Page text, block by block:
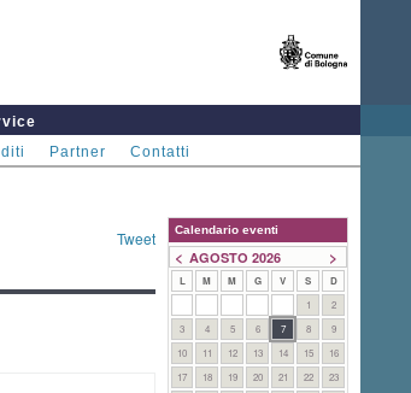
Partner Contatti
Tweet Calendario eventi
>
< AGOSTO 2026
L M M G V S
D
1
2
3
4 5 6 7 8
9
10
11 12 13 14 15
16
17
18 19 20 21 22
23